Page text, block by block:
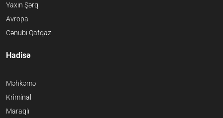
Yaxın Şərq
Avropa
Cənubi Qafqaz
Hadisə
Məhkəmə
Kriminal
Maraqlı